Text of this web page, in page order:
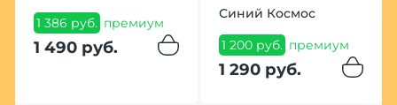
1 386 руб. премиум
1 490 руб.
Синий Космос
1 200 руб. премиум
1 290 руб.